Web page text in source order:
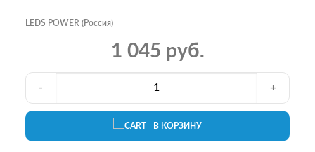
LEDS POWER (Россия)
1 045 руб.
В КОРЗИНУ
- +